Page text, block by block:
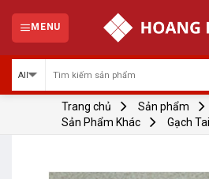
content
MENU
Trang chủ
Sản phẩm
Sản Phẩm Khác
Gạch